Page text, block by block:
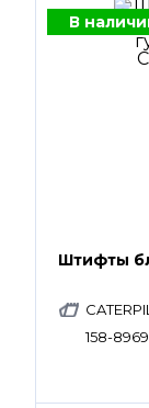
В
Штифты
158-8969